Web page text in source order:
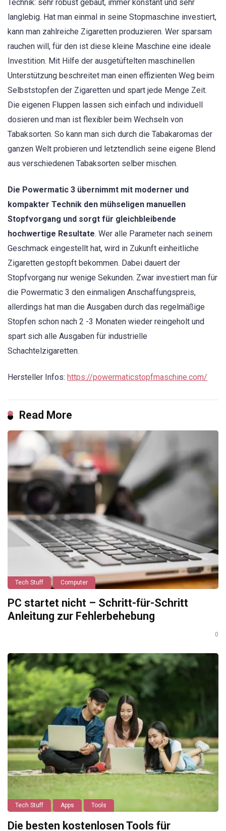
Technik: sehr robust gebaut, immer konstant und sehr
langlebig. Hat man einmal in seine Stopmaschine investiert,
kann man zahlreiche Zigaretten produzieren. Wer sparsam
rauchen will, für den ist diese kleine Maschine eine ideale
Investition. Mit Hilfe der ausgetüftelten maschinellen
Unterstützung beschreitet man einen effizienten Weg beim
Selbststopfen der Zigaretten und spart jede Menge Zeit.
Die eigenen Fluppen lassen sich einfach und individuell
dosieren und man ist flexibler beim Wechseln von
Tabaksorten. So kann man sich durch die Tabakaromas der
ganzen Welt probieren und letztendlich seine eigene Blend
aus verschiedenen Tabaksorten selber mischen.
Die Powermatic 3 übernimmt mit moderner und
kompakter Technik den mühseligen manuellen
Stopfvorgang und sorgt für gleichbleibende
hochwertige Resultate. Wer alle Parameter nach seinem
Geschmack eingestellt hat, wird in Zukunft einheitliche
Zigaretten gestopft bekommen. Dabei dauert der
Stopfvorgang nur wenige Sekunden. Zwar investiert man für
die Powermatic 3 den einmaligen Anschaffungspreis,
allerdings hat man die Ausgaben durch das regelmäßige
Stopfen schon nach 2 -3 Monaten wieder reingeholt und
spart sich alle Ausgaben für industrielle
Schachtelzigaretten.
Hersteller Infos: https://powermaticstopfmaschine.com/
Read More
Tech Stuff Computer
PC startet nicht – Schritt-für-Schritt
Anleitung zur Fehlerbehebung
0
Tech Stuff Apps Tools
Die besten kostenlosen Tools für